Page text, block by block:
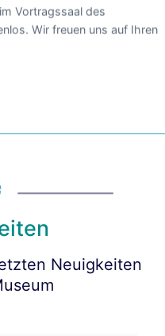
Vortragssaal des
Wir freuen uns auf Ihren
Neuigkeiten